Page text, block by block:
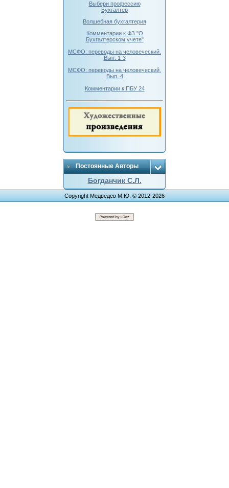
Выбери профессию
Бухгалтер
Волшебная бухгалтерия
Комментарии к ФЗ "О
Бухгалтерском учете"
МСФО: переводы на человеческий.
Вып. 1-3
МСФО: переводы на человеческий.
Вып. 4
Комментарии к ПБУ 24
Постоянные Авторы
Богданчик С.Л.
Copyright Медведев М.Ю. © 2012-2026